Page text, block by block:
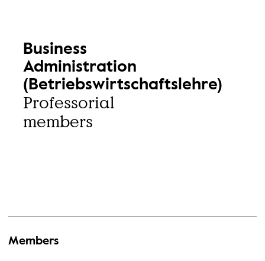
Business
Administration
(Betriebswirtschaftslehre)
Professorial
members
Members